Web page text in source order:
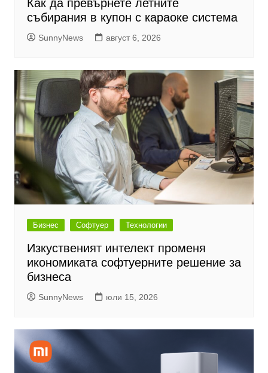
Как да превърнете летните
събирания в купон с караоке система
SunnyNews август 6, 2026
Бизнес Софтуер Технологии
Изкуственият интелект променя
икономиката софтуерните решение за
бизнеса
SunnyNews юли 15, 2026